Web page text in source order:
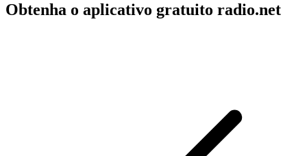
Obtenha o aplicativo gratuito radio.net